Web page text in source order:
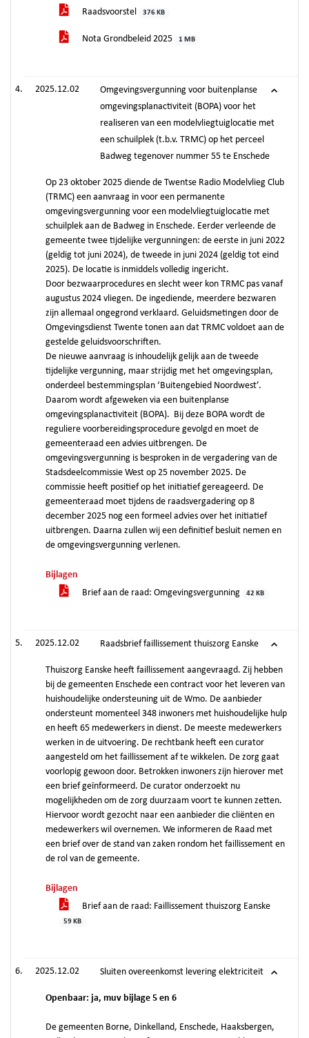
Raadsvoorstel
376 KB
Nota Grondbeleid 2025 1 MB
2025.12.02
Omgevingsvergunning voor buitenplanse
omgevingsplanactiviteit (BOPA) voor het
realiseren van een modelvliegtuiglocatie met
een schuilplek (t.b.v. TRMC) op het perceel
Badweg tegenover nummer 55 te Enschede
Op 23 oktober 2025 diende de Twentse Radio Modelvlieg Club
(TRMC) een aanvraag in voor een permanente
omgevingsvergunning voor een modelvliegtuiglocatie met
schuilplek aan de Badweg in Enschede. Eerder verleende de
gemeente twee tijdelijke vergunningen: de eerste in juni 2022
(geldig tot juni 2024), de tweede in juni 2024 (geldig tot eind
2025). De locatie is inmiddels volledig ingericht.
Door bezwaarprocedures en slecht weer kon TRMC pas vanaf
augustus 2024 vliegen. De ingediende, meerdere bezwaren
zijn allemaal ongegrond verklaard. Geluidsmetingen door de
Omgevingsdienst Twente tonen aan dat TRMC voldoet aan de
gestelde geluidsvoorschriften.
De nieuwe aanvraag is inhoudelijk gelijk aan de tweede
tijdelijke vergunning, maar strijdig met het omgevingsplan,
onderdeel bestemmingsplan ‘Buitengebied Noordwest’.
Daarom wordt afgeweken via een buitenplanse
omgevingsplanactiviteit (BOPA). Bij deze BOPA wordt de
reguliere voorbereidingsprocedure gevolgd en moet de
gemeenteraad een advies uitbrengen. De
omgevingsvergunning is besproken in de vergadering van de
Stadsdeelcommissie West op 25 november 2025. De
commissie heeft positief op het initiatief gereageerd. De
gemeenteraad moet tijdens de raadsvergadering op 8
december 2025 nog een formeel advies over het initiatief
uitbrengen. Daarna zullen wij een definitief besluit nemen en
de omgevingsvergunning verlenen.
Bijlagen
Brief aan de raad: Omgevingsvergunning
42 KB
2025.12.02 Raadsbrief faillissement thuiszorg Eanske
Thuiszorg Eanske heeft faillissement aangevraagd. Zij hebben
bij de gemeenten Enschede een contract voor het leveren van
huishoudelijke ondersteuning uit de Wmo. De aanbieder
ondersteunt momenteel 348 inwoners met huishoudelijke hulp
en heeft 65 medewerkers in dienst. De meeste medewerkers
werken in de uitvoering. De rechtbank heeft een curator
aangesteld om het faillissement af te wikkelen. De zorg gaat
voorlopig gewoon door. Betrokken inwoners zijn hierover met
een brief geïnformeerd. De curator onderzoekt nu
mogelijkheden om de zorg duurzaam voort te kunnen zetten.
Hiervoor wordt gezocht naar een aanbieder die cliënten en
medewerkers wil overnemen. We informeren de Raad met
een brief over de stand van zaken rondom het faillissement en
de rol van de gemeente.
Bijlagen
Brief aan de raad: Faillissement thuiszorg Eanske
59 KB
2025.12.02 Sluiten overeenkomst levering elektriciteit
Openbaar: ja, muv bijlage 5 en 6
De gemeenten Borne, Dinkelland, Enschede, Haaksbergen,